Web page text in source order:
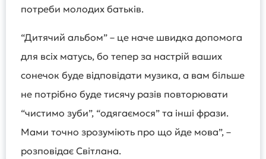
потреби молодих батьків.
“Дитячий альбом” – це наче швидка допомога
для всіх матусь, бо тепер за настрій ваших
сонечок буде відповідати музика, а вам більше
не потрібно буде тисячу разів повторювати
“чистимо зуби”, “одягаємося” та інші фрази.
Мами точно зрозуміють про що йде мова”, –
розповідає Світлана.